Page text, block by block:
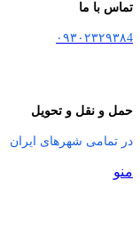
تماس با ما
۰۹۳۰۲۳۲۹۳۸4
حمل و نقل و تحویل
در تمامی شهرهای ایران
منو